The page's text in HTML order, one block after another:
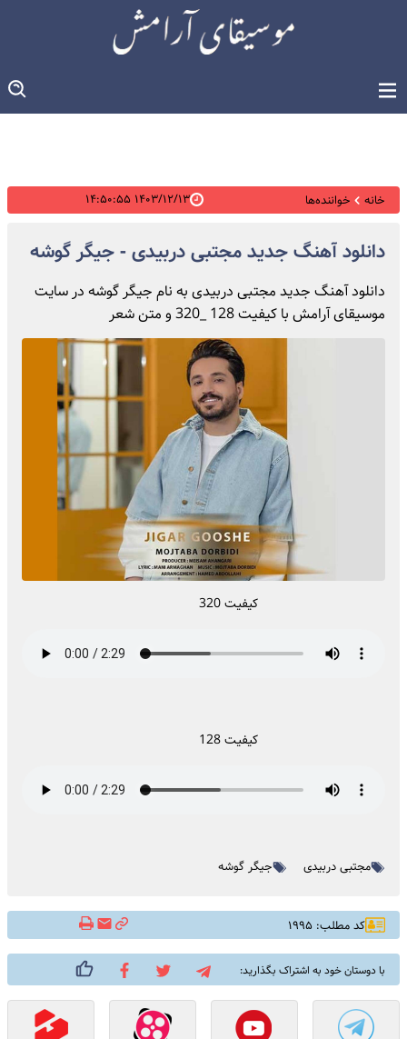
خانه خواننده‌ها ۱۴۰۳/۱۲/۱۳ ۱۴:۵۰:۵۵
دانلود آهنگ جدید مجتبی دربیدی - جیگر گوشه
دانلود آهنگ جدید مجتبی دربیدی به نام جیگر گوشه در سایت
موسیقای آرامش با کیفیت 128 _320 و متن شعر
کیفیت 320
کیفیت 128
مجتبی دربیدی جیگر گوشه
کد مطلب: ۱۹۹۵
با دوستان خود به اشتراک بگذارید: